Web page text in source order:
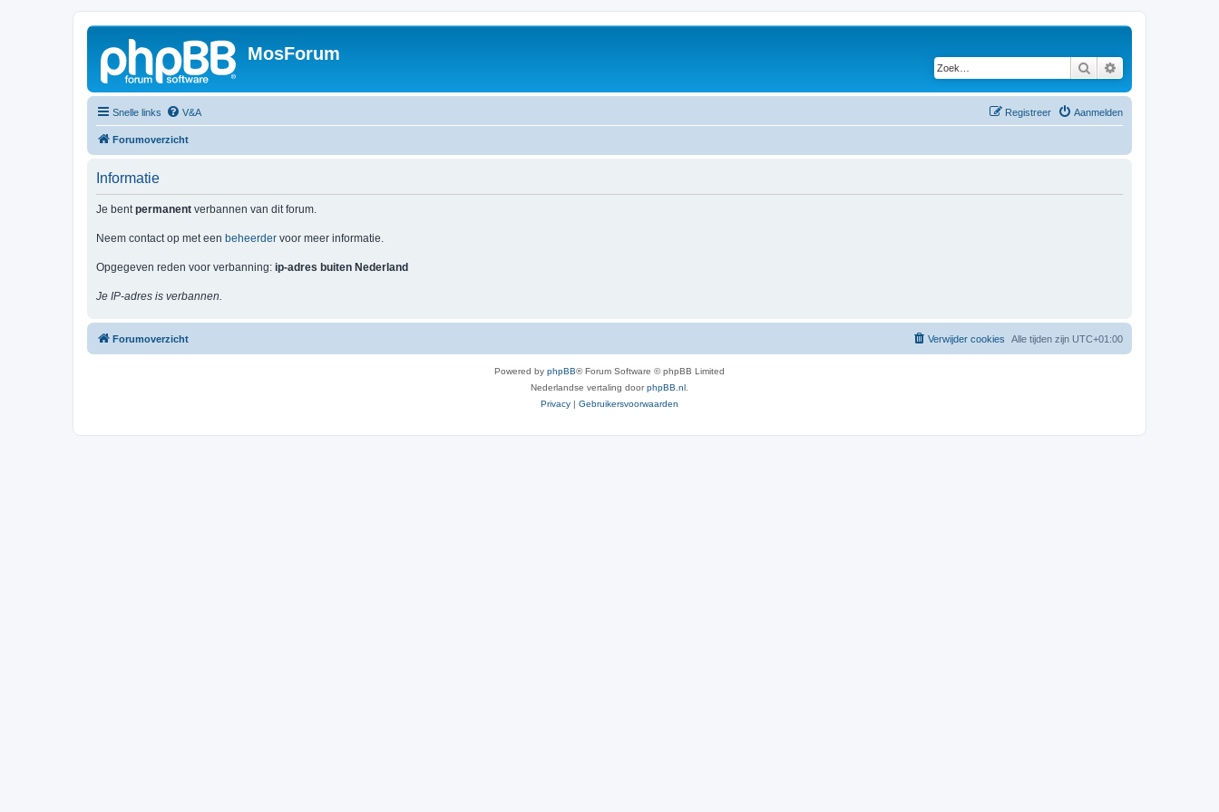
MosForum
Zoek
Snelle links V&A Aanmelden
Registreer
Forumoverzicht
Informatie
Je bentpermanent verbannen van dit forum.
Neem contact op met een beheerder voor meer informatie.
Opgegeven reden voor verbanning: ip-adres buiten Nederland
Je IP-adres is verbannen.
Forumoverzicht Alle tijden zijn UTC+01:00
Verwijder cookies
Powered by phpBB® Forum Software © phpBB Limited
Nederlandse vertaling doorphpBB.nl
Privacy | Gebruikersvoorwaarden